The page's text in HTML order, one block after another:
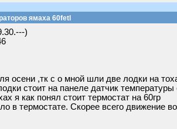
ямаха 60fetl
)
осени ,тк с о мной шли две лодки на
стоит на панеле датчик
я как понял стоит термостат на 60гр
в термостате. Скорее всего движение